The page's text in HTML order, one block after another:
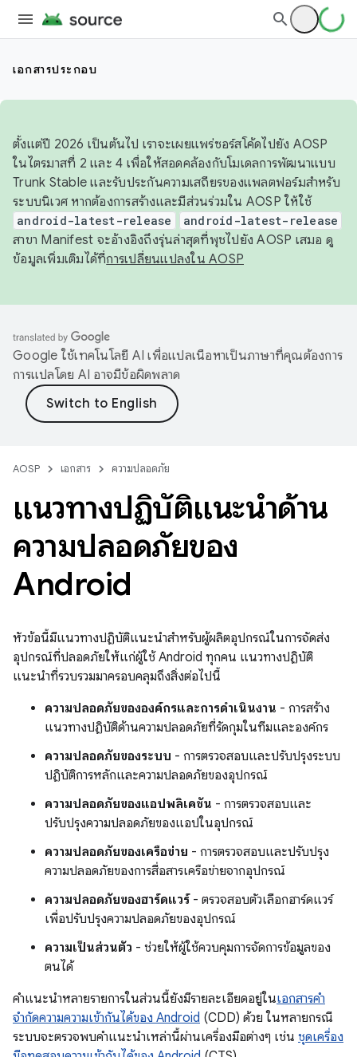
เอกสารประกอบ
ตั้งแต่ปี 2026 เป็นต้นไป เราจะเผยแพร่ซอร์สโค้ดไปยัง AOSP
ในไตรมาสที่ 2 และ 4 เพื่อให้สอดคล้องกับโมเดลการพัฒนาแบบ
Trunk Stable และรับประกันความเสถียรของแพลตฟอร์มสำหรับ
ระบบนิเวศ หากต้องการสร้างและมีส่วนร่วมใน AOSP ให้ใช้
android-latest-release android-latest-release
สาขา Manifest จะอ้างอิงถึงรุ่นล่าสุดที่พุชไปยัง AOSP เสมอ ดู
ข้อมูลเพิ่มเติมได้ที่การเปลี่ยนแปลงใน AOSP
Google ใช้เทคโนโลยี AI เพื่อแปลเนื้อหาเป็นภาษาที่คุณต้องการ
การแปลโดย AI อาจมีข้อผิดพลาด
AOSP เอกสาร ความปลอดภัย
แนวทางปฏิบัติแนะนำด้าน
ความปลอดภัยของ
Android
หัวข้อนี้มีแนวทางปฏิบัติแนะนำสำหรับผู้ผลิตอุปกรณ์ในการจัดส่ง
อุปกรณ์ที่ปลอดภัยให้แก่ผู้ใช้ Android ทุกคน แนวทางปฏิบัติ
แนะนำที่รวบรวมมาครอบคลุมถึงสิ่งต่อไปนี้
ความปลอดภัยขององค์กรและการดำเนินงาน - การสร้าง
แนวทางปฏิบัติด้านความปลอดภัยที่รัดกุมในทีมและองค์กร
ความปลอดภัยของระบบ - การตรวจสอบและปรับปรุงระบบ
ปฏิบัติการหลักและความปลอดภัยของอุปกรณ์
ความปลอดภัยของแอปพลิเคชัน - การตรวจสอบและ
ปรับปรุงความปลอดภัยของแอปในอุปกรณ์
ความปลอดภัยของเครือข่าย - การตรวจสอบและปรับปรุง
ความปลอดภัยของการสื่อสารเครือข่ายจากอุปกรณ์
ความปลอดภัยของฮาร์ดแวร์- ตรวจสอบตัวเลือกฮาร์ดแวร์
เพื่อปรับปรุงความปลอดภัยของอุปกรณ์
ความเป็นส่วนตัว - ช่วยให้ผู้ใช้ควบคุมการจัดการข้อมูลของ
ตนได้
คำแนะนำหลายรายการในส่วนนี้ยังมีรายละเอียดอยู่ในเอกสารคำ
จำกัดความความเข้ากันได้ของ Android (CDD) ด้วย ในหลายกรณี
ระบบจะตรวจพบคําแนะนําเหล่านี้ผ่านเครื่องมือต่างๆ เช่น ชุดเครื่อง